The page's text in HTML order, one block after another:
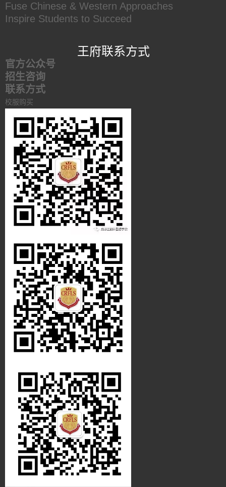
Fuse Chinese & Western Approaches
Inspire Students to Succeed
王府联系方式
官方公众号
招生咨询
联系方式
校服购买